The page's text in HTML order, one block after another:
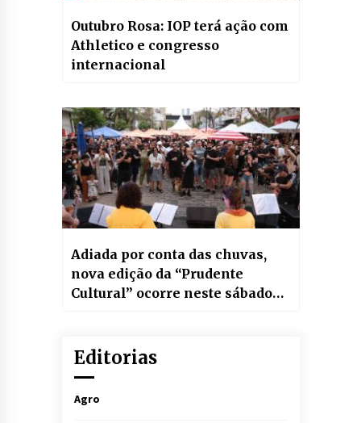
Outubro Rosa: IOP terá ação com
Athletico e congresso
internacional
Adiada por conta das chuvas,
nova edição da “Prudente
Cultural” ocorre neste sábado
Editorias
Agro